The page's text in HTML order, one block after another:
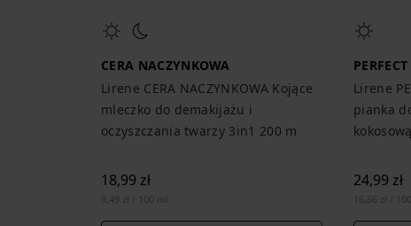
CERA NACZYNKOWA
Lirene CERA NACZYNKOWA Kojące
mleczko do demakijażu i
oczyszczania twarzy 3in1 200 m
18,99 zł
9,49 zł / 100 ml
Lirene
pianka
24,99 zł
16,66 zł /